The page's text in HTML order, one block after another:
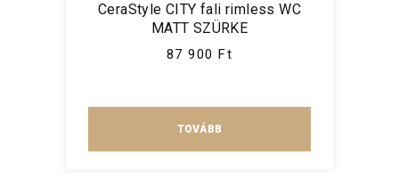
CeraStyle CITY fali rimless WC
MATT SZÜRKE
87 900 Ft
TOVÁBB